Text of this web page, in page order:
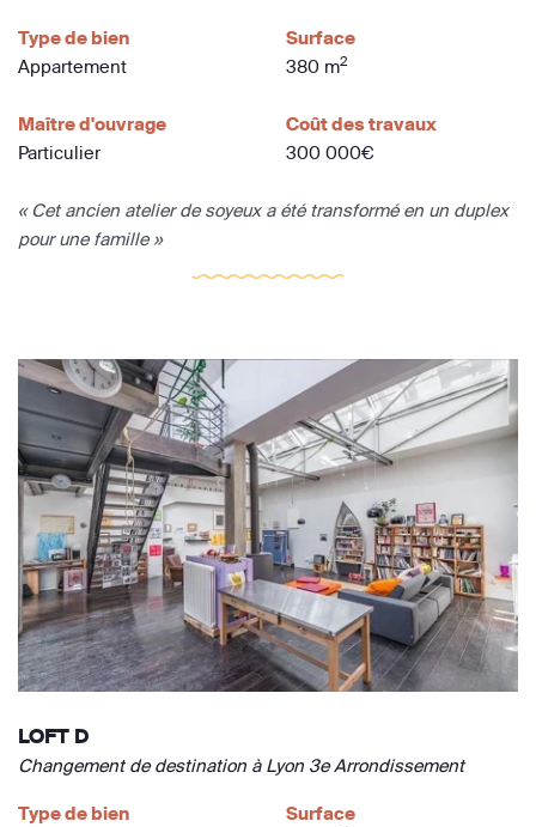
Type de bien
Appartement
Surface
380 m2
Maître d'ouvrage
Particulier
Coût des travaux
300 000€
« Cet ancien atelier de soyeux a été transformé en un duplex
pour une famille »
LOFT D
Changement de destination à Lyon 3e Arrondissement
Type de bien
Surface